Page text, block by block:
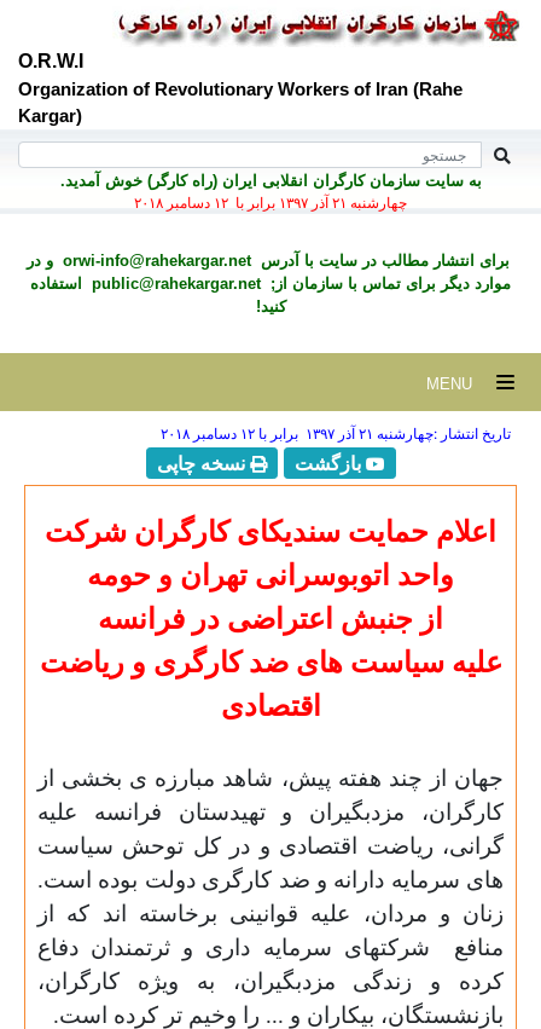
O.R.W.I
Organization of Revolutionary Workers of Iran (Rahe
Kargar)
به سايت سازمان کارگران انقلابی ايران (راه کارگر) خوش آمديد.
چهارشنبه ۲۱ آذر ۱۳۹۷ برابر با ۱۲ دسامبر ۲۰۱۸
برای انتشار مطالب در سايت با آدرسorwi-info@rahekargar.net و در
موارد ديگر برای تماس با سازمان از;public@rahekargar.net
استفاده
کنید!
تاریخ انتشار :چهارشنبه ۲۱ آذر ۱۳۹۷ برابر با ۱۲ دسامبر ۲۰۱۸
بازگشت نسخه چاپی
اعلام حمایت سندیکای کارگران شرکت
واحد اتوبوسرانی تهران و حومه
از جنبش اعتراضی در فرانسه
علیه سیاست های ضد کارگری و ریاضت
اقتصادی
جهان از چند هفته پیش، شاهد مبارزه ی بخشی از
کارگران، مزدبگیران و تهیدستان فرانسه علیه
گرانی، ریاضت اقتصادی و در کل توحش سیاست
های سرمایه دارانه و ضد کارگری دولت بوده است.
زنان و مردان، علیه قوانینی برخاسته اند که از
منافع
شرکتهای سرمایه داری و ثرتمندان دفاع
کرده و زندگی مزدبگیران، به ویژه کارگران،
بازنشستگان، بیکاران و ... را وخیم تر کرده است.